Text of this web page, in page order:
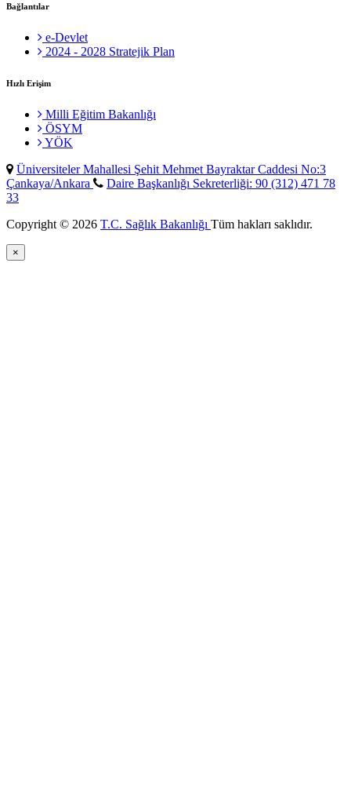
Bağlantılar
e-Devlet
2024 - 2028 Stratejik Plan
Hızlı Erişim
Milli Eğitim Bakanlığı
ÖSYM
YÖK
Üniversiteler Mahallesi Şehit Mehmet Bayraktar Caddesi No:3
Çankaya/Ankara
Daire Başkanlığı Sekreterliği: 90 (312) 471 78
33
Copyright © 2026 T.C. Sağlık Bakanlığı Tüm hakları saklıdır.
×